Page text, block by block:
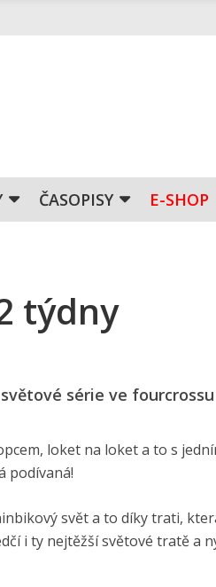
ČASOPISY E-SHOP
týdny
série ve
loket na loket a to s
podívaná!
svět a to díky trati,
i ty nejtěžší světové tratě a